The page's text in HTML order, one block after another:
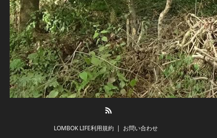
LOMBOK LIFE利用規約 お問い合わせ